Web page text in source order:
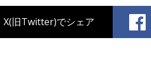
X(旧Twitter)でシェア